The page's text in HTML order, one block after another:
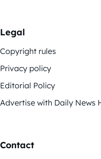
Legal
Copyright rules
Privacy policy
Editorial Policy
Advertise with Daily News
Contact